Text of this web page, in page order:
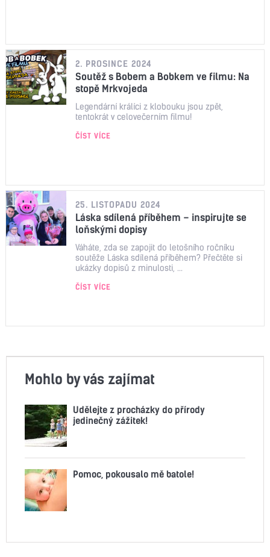
2. PROSINCE 2024
Soutěž s Bobem a Bobkem ve filmu: Na
stopě Mrkvojeda
Legendární králíci z klobouku jsou zpět,
tentokrát v celovečerním filmu!
ČÍST VÍCE
25. LISTOPADU 2024
Láska sdílená příběhem – inspirujte se
loňskými dopisy
Váháte, zda se zapojit do letošního ročníku
soutěže Láska sdílená příběhem? Přečtěte si
ukázky dopisů z minulosti, ...
ČÍST VÍCE
Mohlo by vás zajímat
Udělejte z procházky do přírody
jedinečný zážitek!
Pomoc, pokousalo mě batole!